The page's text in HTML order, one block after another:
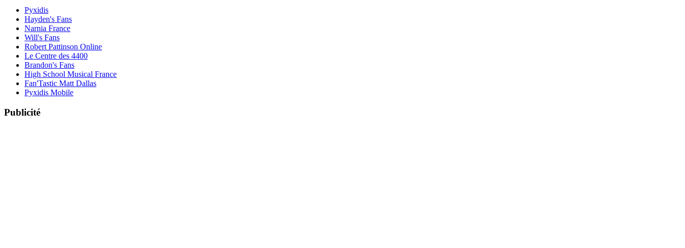
Pyxidis
Hayden's Fans
Narnia France
Will's Fans
Robert Pattinson Online
Le Centre des 4400
Brandon's Fans
High School Musical France
Fan'Tastic Matt Dallas
Pyxidis Mobile
Publicité